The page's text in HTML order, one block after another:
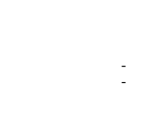
-
-